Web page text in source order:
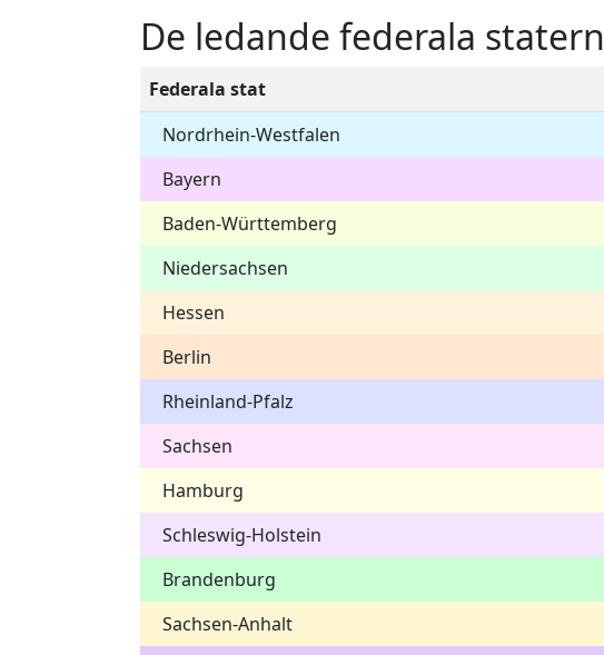
De ledande federala
Federala stat
Nordrhein-Westfalen
Bayern
Baden-Württemberg
Niedersachsen
Hessen
Berlin
Rheinland-Pfalz
Sachsen
Hamburg
Schleswig-Holstein
Brandenburg
Sachsen-Anhalt